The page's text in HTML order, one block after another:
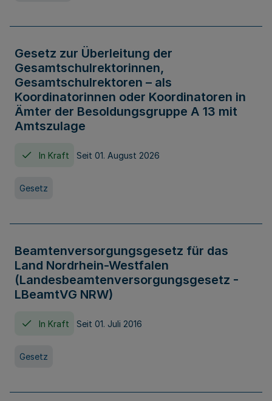
Gesetz zur Überleitung der
Gesamtschulrektorinnen,
Gesamtschulrektoren – als
Koordinatorinnen oder Koordinatoren in
Ämter der Besoldungsgruppe A 13 mit
Amtszulage
In Kraft Seit 01. August 2026
Gesetz
Beamtenversorgungsgesetz für das
Land Nordrhein-Westfalen
(Landesbeamtenversorgungsgesetz -
LBeamtVG NRW)
In Kraft Seit 01. Juli 2016
Gesetz